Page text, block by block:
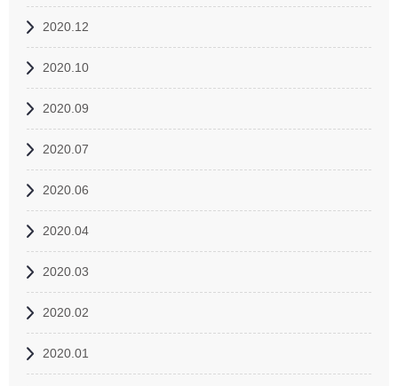
2020.12
2020.10
2020.09
2020.07
2020.06
2020.04
2020.03
2020.02
2020.01